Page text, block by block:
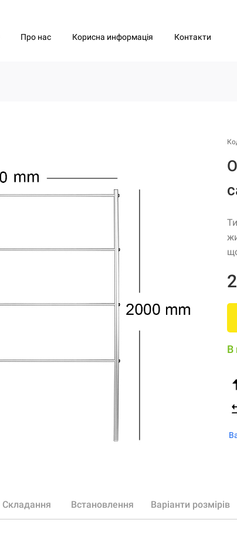
Про нас Корисна информація Контакти
В
Складання Встановлення Варіанти розмірів